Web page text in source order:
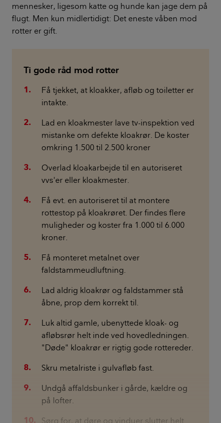
mennesker, ligesom katte og hunde kan jage dem på
flugt. Men kun midlertidigt: Det eneste våben mod
rotter er gift.
Ti gode råd mod rotter
Få tjekket, at kloakker, afløb og toiletter er
intakte.
Lad en kloakmester lave tv-inspektion ved
mistanke om defekte kloakrør. De koster
omkring 1.500 til 2.500 kroner
Overlad kloakarbejde til en autoriseret
vvs'er eller kloakmester.
Få evt. en autoriseret til at montere
rottestop på kloakrøret. Der findes flere
muligheder og koster fra 1.000 til 6.000
kroner.
Få monteret metalnet over
faldstammeudluftning.
Lad aldrig kloakrør og faldstammer stå
åbne, prop dem korrekt til.
Luk altid gamle, ubenyttede kloak- og
afløbsrør helt inde ved hovedledningen.
"Døde" kloakrør er rigtig gode rottereder.
Skru metalriste i gulvafløb fast.
Undgå affaldsbunker i gårde, kældre og
på lofter.
Sørg for, at døre og vinduer slutter helt